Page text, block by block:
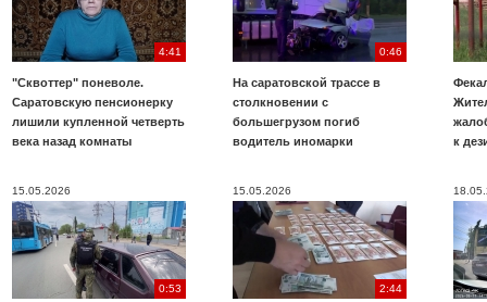
4:41
"Сквоттер" поневоле.
Саратовскую пенсионерку
лишили купленной четверть
века назад комнаты
0:46
На саратовской трассе в
столкновении с
большегрузом погиб
водитель иномарки
к
15.05.2026
0:53
15.05.2026
2:44